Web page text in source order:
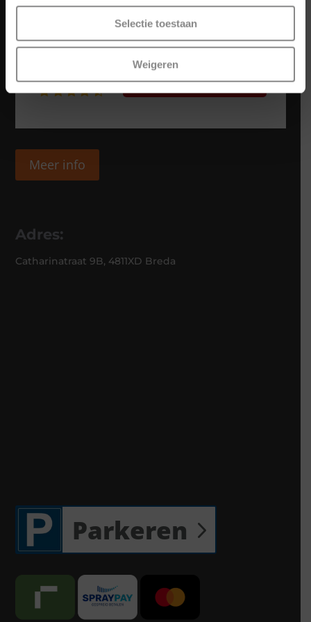
Selectie toestaan
Weigeren
Meer info
Adres:
Catharinatraat 9B, 4811XD Breda
Parkeren